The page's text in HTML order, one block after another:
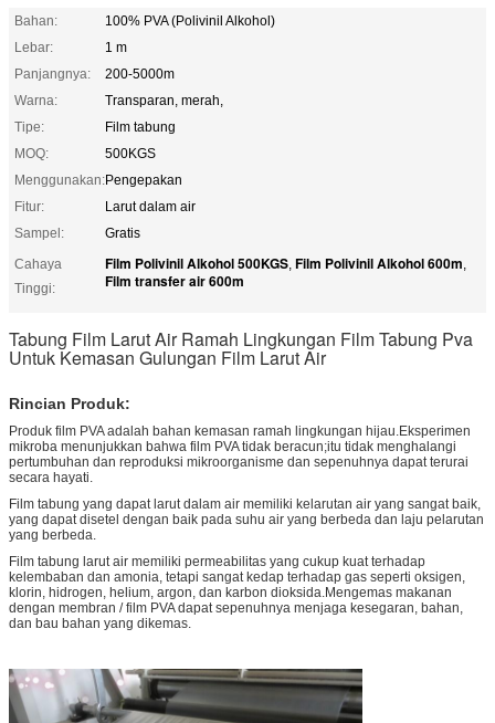
Bahan:
100% PVA (Polivinil Alkohol)
Lebar:
1 m
Panjangnya:
200-5000m
Warna:
Transparan, merah,
Tipe:
Film tabung
MOQ:
500KGS
Menggunakan:Pengepakan
Fitur:
Larut dalam air
Sampel:
Gratis
Cahaya
Tinggi:
Film Polivinil Alkohol 500KGS, Film Polivinil Alkohol 600m,
Film transfer air 600m
Tabung Film Larut Air Ramah Lingkungan Film Tabung Pva
Untuk Kemasan Gulungan Film Larut Air
Rincian Produk:
Produk film PVA adalah bahan kemasan ramah lingkungan hijau.Eksperimen
mikroba menunjukkan bahwa film PVA tidak beracun;itu tidak menghalangi
pertumbuhan dan reproduksi mikroorganisme dan sepenuhnya dapat terurai
secara hayati.
Film tabung yang dapat larut dalam air memiliki kelarutan air yang sangat baik,
yang dapat disetel dengan baik pada suhu air yang berbeda dan laju pelarutan
yang berbeda.
Film tabung larut air memiliki permeabilitas yang cukup kuat terhadap
kelembaban dan amonia, tetapi sangat kedap terhadap gas seperti oksigen,
klorin, hidrogen, helium, argon, dan karbon dioksida.Mengemas makanan
dengan membran / film PVA dapat sepenuhnya menjaga kesegaran, bahan,
dan bau bahan yang dikemas.